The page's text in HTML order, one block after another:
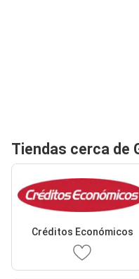
Tiendas cerca de
Créditos Económicos